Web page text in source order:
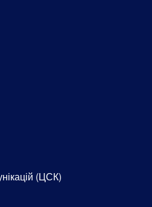
(ЦСК)